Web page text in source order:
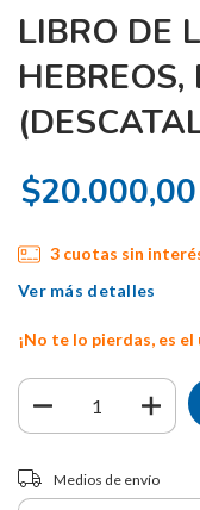
LIBRO DE
HEBREOS,
$20.000,00
3 cuotas sin
Ver más detalles
¡No te lo pierdas, es
Entregas para el CP:
Medios de envío